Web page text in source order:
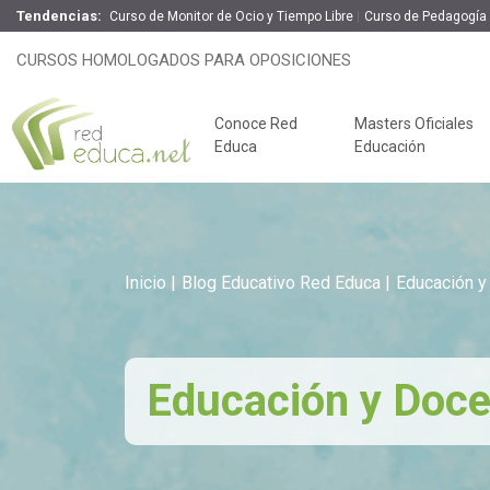
Tendencias: Curso de Monitor de Ocio y Tiempo Libre Curso de
CURSOS HOMOLOGADOS PARA OPOSICIONES
Conoce Red
Educa
Masters Oficiales
Educación
Claves del éxito
Inicio Blog Educativo Red Educa Educación
Educación y